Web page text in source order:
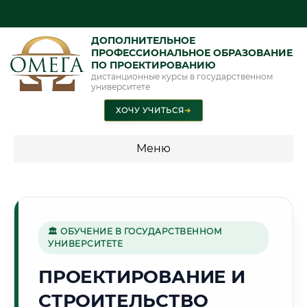
ДОПОЛНИТЕЛЬНОЕ
ПРОФЕССИОНАЛЬНОЕ ОБРАЗОВАНИЕ
ПО ПРОЕКТИРОВАНИЮ
дистанционные курсы в государственном
университете
ХОЧУ УЧИТЬСЯ➜
Меню
🏔️
Г. МАХАЧКАЛА
🏛 ОБУЧЕНИЕ В ГОСУДАРСТВЕННОМ
УНИВЕРСИТЕТЕ
ПРОЕКТИРОВАНИЕ И
СТРОИТЕЛЬСТВО